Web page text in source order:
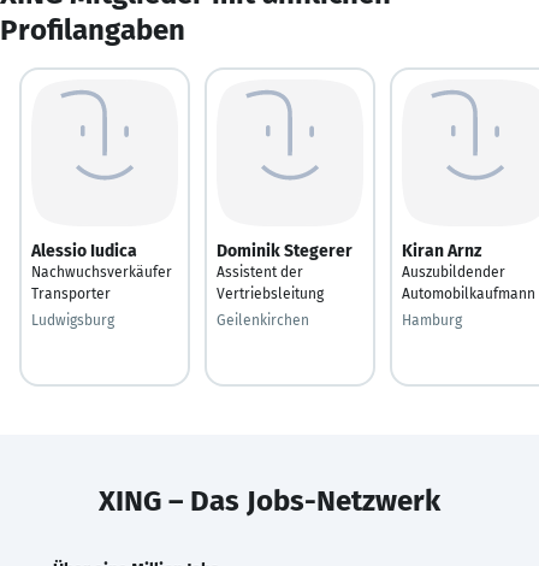
Profilangaben
Alessio Iudica
Nachwuchsverkäufer
Transporter
Ludwigsburg
Dominik Stegerer
Assistent der
Vertriebsleitung
Geilenkirchen
Kiran Arnz
Auszubildender
Automobilkaufmann
Hamburg
XING – Das Jobs-Netzwerk